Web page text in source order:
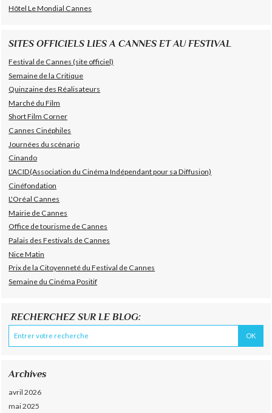
Hôtel Le Mondial Cannes
SITES OFFICIELS LIES A CANNES ET AU FESTIVAL
Festival de Cannes (site officiel)
Semaine de la Critique
Quinzaine des Réalisateurs
Marché du Film
Short Film Corner
Cannes Cinéphiles
Journées du scénario
Cinando
L'ACID(Association du Cinéma Indépendant pour sa Diffusion)
Cinéfondation
L'Oréal Cannes
Mairie de Cannes
Office de tourisme de Cannes
Palais des Festivals de Cannes
Nice Matin
Prix de la Citoyenneté du Festival de Cannes
Semaine du Cinéma Positif
RECHERCHEZ SUR LE BLOG:
Archives
avril 2026
mai 2025